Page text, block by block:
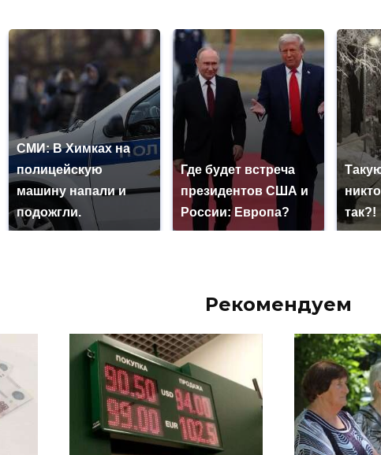
СМИ: В Химках на
полицейскую
машину напали и
подожгли.
Где будет встреча
президентов США и
России: Европа?
так?!
Рекомендуем